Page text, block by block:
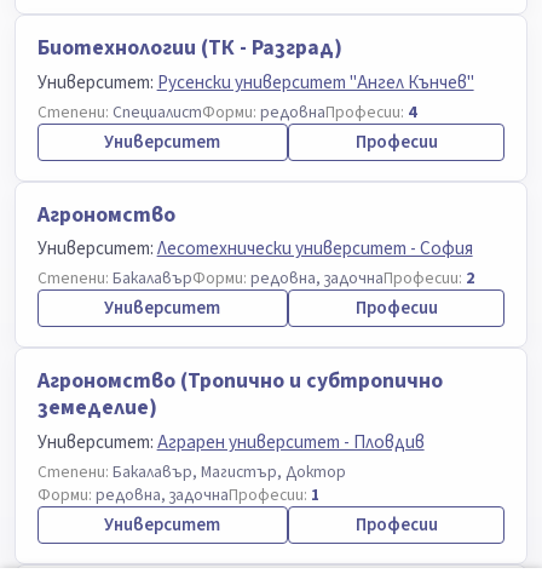
Биотехнологии (ТК - Разград)
Университет: Русенски университет "Ангел Кънчев"
Степени: СпециалистФорми: редовнаПрофесии: 4
Университет Професии
Агрономство
Университет:Лесотехнически университет - София
Степени: БакалавърФорми: редовна, задочнаПрофесии: 2
Университет Професии
Агрономство (Тропично и субтропично
земеделие)
Университет:Аграрен университет - Пловдив
Степени: Бакалавър, Магистър, Доктор
Форми: редовна, задочнаПрофесии: 1
Университет Професии